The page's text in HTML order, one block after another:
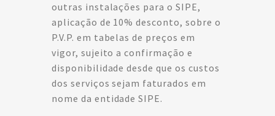
outras instalações para o SIPE,
aplicação de 10% desconto, sobre o
P.V.P. em tabelas de preços em
vigor, sujeito a confirmação e
disponibilidade desde que os custos
dos serviços sejam faturados em
nome da entidade SIPE.